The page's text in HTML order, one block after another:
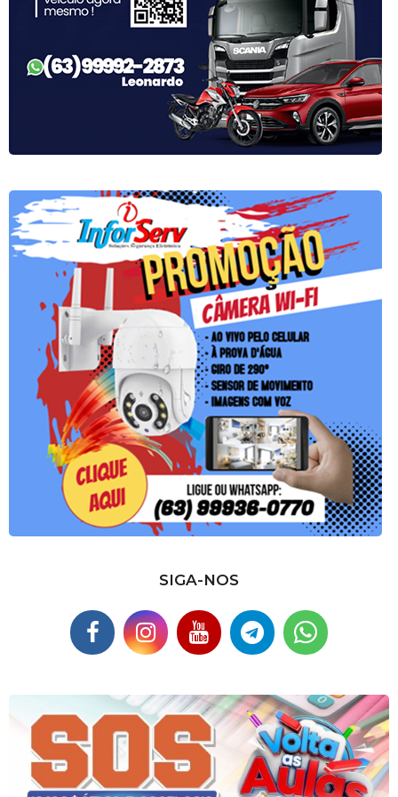
SIGA-NOS